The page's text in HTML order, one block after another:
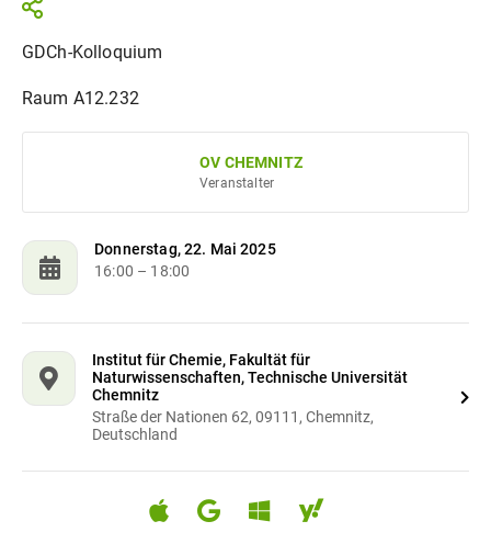
GDCh-Kolloquium
Raum A12.232
Veranstalter
OV CHEMNITZ
Donnerstag, 22. Mai 2025
16:00 – 18:00
Institut für Chemie, Fakultät für
Naturwissenschaften, Technische Universität
Chemnitz
Straße der Nationen 62, 09111, Chemnitz,
Deutschland